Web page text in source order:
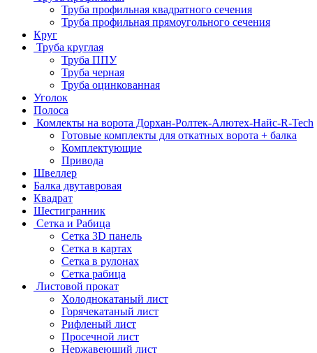
Труба профильная квадратного сечения
Труба профильная прямоугольного сечения
Круг
Труба круглая
Труба ППУ
Труба черная
Труба оцинкованная
Уголок
Полоса
Комлекты на ворота Дорхан-Ролтек-Алютех-Найс-R-Tech
Готовые комплекты для откатных ворота + балка
Комплектующие
Привода
Швеллер
Балка двутавровая
Квадрат
Шестигранник
Сетка и Рабица
Сетка 3D панель
Сетка в картах
Сетка в рулонах
Сетка рабица
Листовой прокат
Холоднокатаный лист
Горячекатаный лист
Рифленый лист
Просечной лист
Нержавеющий лист